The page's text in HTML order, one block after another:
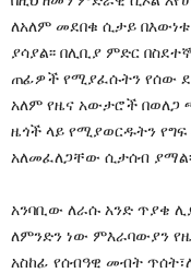
ለአለም መደበቁ ሲታይ
ያሳያል፡፡ በሊቢያ ምድር
ጠፊዎች የሚያፈሱትን የሰው
አለም የዜና አውታሮች በወለጋ
ዜጎች ላይ የሚያወርዱትን
አለመፈለጋቸው ሲታሰብ
አንባቢው ለራሱ አንድ ጥያቄ
ለምንድን ነው ምእራባውያን
አስከፊ የሰብዓዊ መብት